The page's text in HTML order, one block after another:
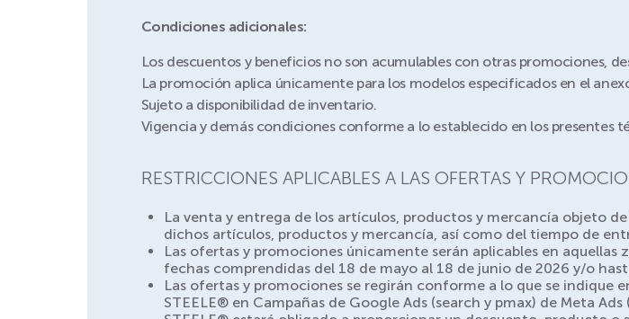
Condiciones adicionales:
Los descuentos y beneficios no son acumulables con otras promociones,
La promoción aplica únicamente para los modelos especificados en el
Sujeto a disponibilidad de inventario.
Vigencia y demás condiciones conforme a lo establecido en los presentes
RESTRICCIONES APLICABLES A LAS OFERTAS Y
La venta y entrega de los artículos, productos y mercancía objeto
dichos artículos, productos y mercancía, así como del tiempo de
Las ofertas y promociones únicamente serán aplicables en
fechas comprendidas del 18 de mayo al 18 de junio de 2026 y/o
Las ofertas y promociones se regirán conforme a lo que se
STEELE® en Campañas de Google Ads (search y pmax) de Meta